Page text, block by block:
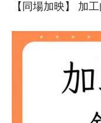
【同場加映】 加